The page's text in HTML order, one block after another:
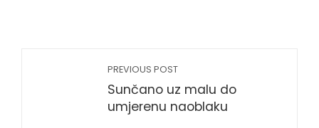
PREVIOUS POST
Sunčano uz malu do
umjerenu naoblaku